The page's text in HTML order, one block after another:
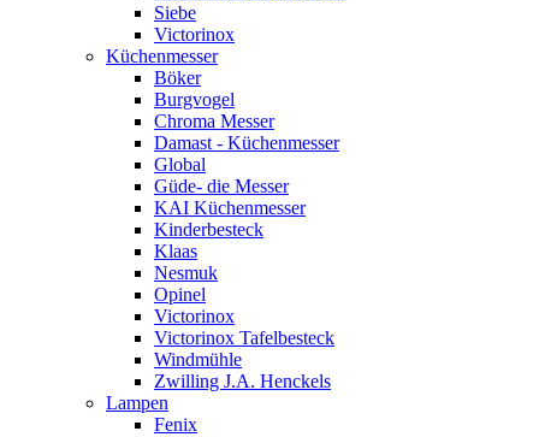
Siebe
Victorinox
Küchenmesser
Böker
Burgvogel
Chroma Messer
Damast - Küchenmesser
Global
Güde- die Messer
KAI Küchenmesser
Kinderbesteck
Klaas
Nesmuk
Opinel
Victorinox
Victorinox Tafelbesteck
Windmühle
Zwilling J.A. Henckels
Lampen
Fenix